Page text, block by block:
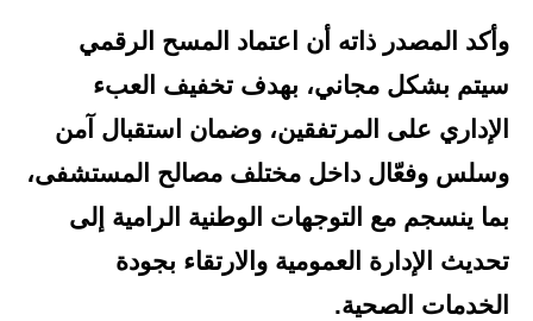
وأكد المصدر ذاته أن اعتماد المسح الرقمي
سيتم بشكل مجاني، بهدف تخفيف العبء
الإداري على المرتفقين، وضمان استقبال آمن
وسلس وفعّال داخل مختلف مصالح المستشفى،
بما ينسجم مع التوجهات الوطنية الرامية إلى
تحديث الإدارة العمومية والارتقاء بجودة
الخدمات الصحية.